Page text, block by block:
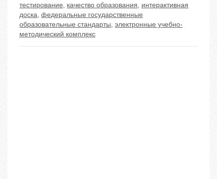
тестирование, качество образования, интерактивная
доска, федеральные государственные
образовательные стандарты, электронные учебно-
методический комплекс